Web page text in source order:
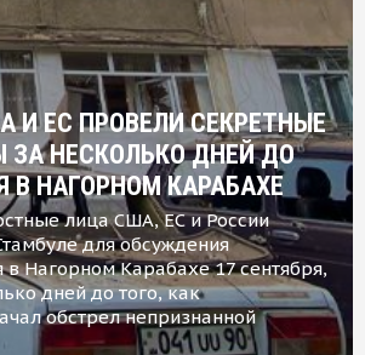
И ЕС ПРОВЕЛИ СЕКРЕТНЫЕ
ЗА НЕСКОЛЬКО ДНЕЙ ДО
В НАГОРНОМ КАРАБАХЕ
лица США, ЕС и России
для обсуждения
в Нагорном Карабахе 17 сентября,
дней до того, как
обстрел непризнанной